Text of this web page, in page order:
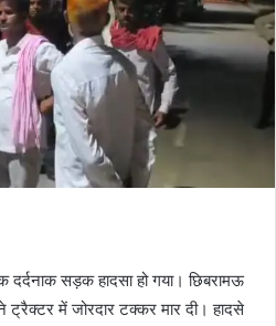
सड़क हादसा हो गया। छिबरामऊ
ट्रैक्टर में जोरदार टक्कर मार दी। हादसे